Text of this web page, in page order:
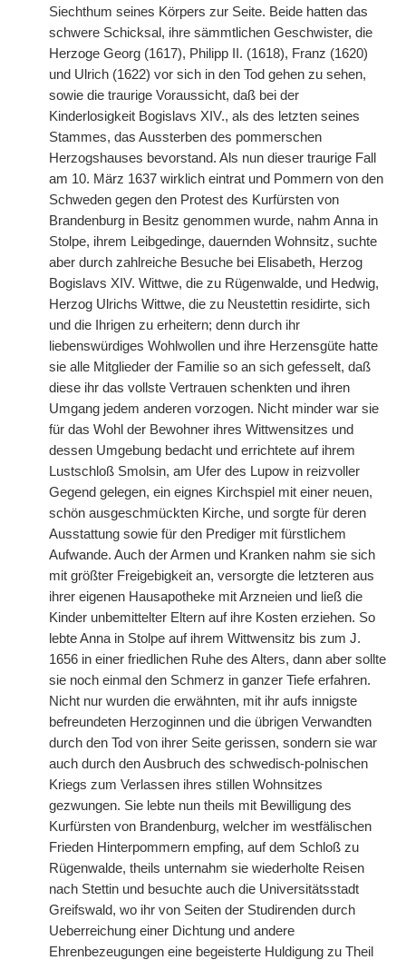
Siechthum seines Körpers zur Seite. Beide hatten das
schwere Schicksal, ihre sämmtlichen Geschwister, die
Herzoge Georg (1617), Philipp II. (1618), Franz (1620)
und Ulrich (1622) vor sich in den Tod gehen zu sehen,
sowie die traurige Voraussicht, daß bei der
Kinderlosigkeit Bogislavs XIV., als des letzten seines
Stammes, das Aussterben des pommerschen
Herzogshauses bevorstand. Als nun dieser traurige Fall
am 10. März 1637 wirklich eintrat und Pommern von den
Schweden gegen den Protest des Kurfürsten von
Brandenburg in Besitz genommen wurde, nahm Anna in
Stolpe, ihrem Leibgedinge, dauernden Wohnsitz, suchte
aber durch zahlreiche Besuche bei Elisabeth, Herzog
Bogislavs XIV. Wittwe, die zu Rügenwalde, und Hedwig,
Herzog Ulrichs Wittwe, die zu Neustettin residirte, sich
und die Ihrigen zu erheitern; denn durch ihr
liebenswürdiges Wohlwollen und ihre Herzensgüte hatte
sie alle Mitglieder der Familie so an sich gefesselt, daß
diese ihr das vollste Vertrauen schenkten und ihren
Umgang jedem anderen vorzogen. Nicht minder war sie
für das Wohl der Bewohner ihres Wittwensitzes und
dessen Umgebung bedacht und errichtete auf ihrem
Lustschloß Smolsin, am Ufer des Lupow in reizvoller
Gegend gelegen, ein eignes Kirchspiel mit einer neuen,
schön ausgeschmückten Kirche, und sorgte für deren
Ausstattung sowie für den Prediger mit fürstlichem
Aufwande. Auch der Armen und Kranken nahm sie sich
mit größter Freigebigkeit an, versorgte die letzteren aus
ihrer eigenen Hausapotheke mit Arzneien und ließ die
Kinder unbemittelter Eltern auf ihre Kosten erziehen. So
lebte Anna in Stolpe auf ihrem Wittwensitz bis zum J.
1656 in einer friedlichen Ruhe des Alters, dann aber sollte
sie noch einmal den Schmerz in ganzer Tiefe erfahren.
Nicht nur wurden die erwähnten, mit ihr aufs innigste
befreundeten Herzoginnen und die übrigen Verwandten
durch den Tod von ihrer Seite gerissen, sondern sie war
auch durch den Ausbruch des schwedisch-polnischen
Kriegs zum Verlassen ihres stillen Wohnsitzes
gezwungen. Sie lebte nun theils mit Bewilligung des
Kurfürsten von Brandenburg, welcher im westfälischen
Frieden Hinterpommern empfing, auf dem Schloß zu
Rügenwalde, theils unternahm sie wiederholte Reisen
nach Stettin und besuchte auch die Universitätsstadt
Greifswald, wo ihr von Seiten der Studirenden durch
Ueberreichung einer Dichtung und andere
Ehrenbezeugungen eine begeisterte Huldigung zu Theil